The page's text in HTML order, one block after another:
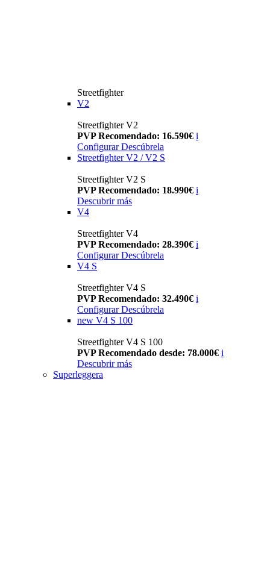
Streetfighter
V2
Streetfighter V2
PVP Recomendado: 16.590€ i
Configurar Descúbrela
Streetfighter V2 / V2 S
Streetfighter V2 S
PVP Recomendado: 18.990€ i
Descubrir más
V4
Streetfighter V4
PVP Recomendado: 28.390€ i
Configurar Descúbrela
V4 S
Streetfighter V4 S
PVP Recomendado: 32.490€ i
Configurar Descúbrela
new V4 S 100
Streetfighter V4 S 100
PVP Recomendado desde: 78.000€ i
Descubrir más
Superleggera